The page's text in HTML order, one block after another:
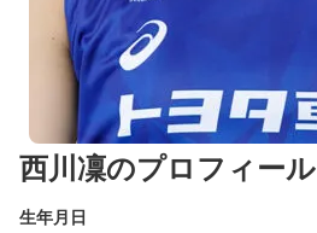
西川凜のプロフィール
生年月日